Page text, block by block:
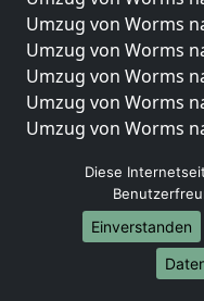
Umzug von Worms
Umzug von Worms
Umzug von Worms
Umzug von Worms
Umzug von Worms
Umzug von Worms
Umzug von Worms
Umzug von Worms
Umzug von Worms
Umzug von Worms
Diese
Einverstanden